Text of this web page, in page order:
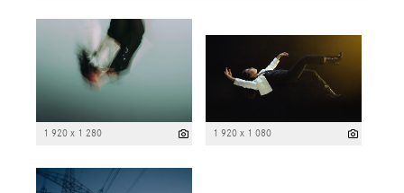
1 920 x 1 280 1 920 x 1 080